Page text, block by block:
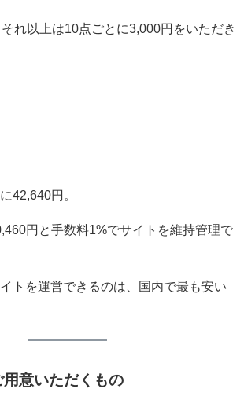
れ以上は10点ごとに3,000円をいただき
42,640円。
円と手数料1%でサイトを維持管理で
トを運営できるのは、国内で最も安い
用意いただくもの